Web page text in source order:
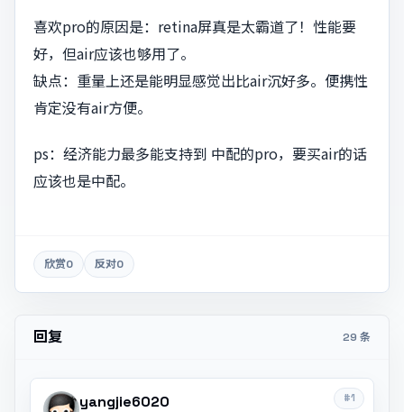
喜欢pro的原因是：retina屏真是太霸道了！性能要
好，但air应该也够用了。
缺点：重量上还是能明显感觉出比air沉好多。便携性
肯定没有air方便。
ps：经济能力最多能支持到 中配的pro，要买air的话
应该也是中配。
欣赏0 反对0
回复 29 条
#1
yangjie6020